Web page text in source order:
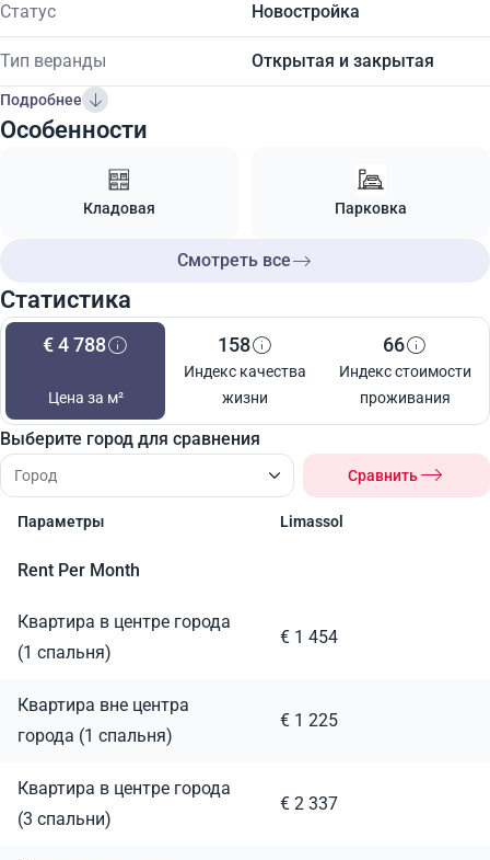
Статус Новостройка
Тип веранды Открытая и закрытая
Подробнее
Особенности
Кладовая Парковка
Смотреть все
Статистика
€ 4 788
Цена за м²
158
Индекс качества
жизни
66
Индекс стоимости
проживания
Выберите город для сравнения
Сравнить
Параметры Limassol
Rent Per Month
Квартира в центре города
(1 спальня)
€ 1 454
Квартира вне центра
города (1 спальня)
€ 1 225
Квартира в центре города
(3 спальни)
€ 2 337